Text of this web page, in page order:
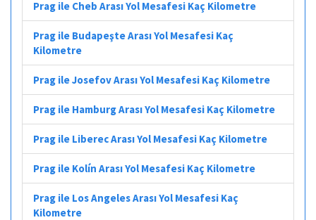
Prag ile Cheb Arası Yol Mesafesi Kaç Kilometre
Prag ile Budapeşte Arası Yol Mesafesi Kaç
Kilometre
Prag ile Josefov Arası Yol Mesafesi Kaç Kilometre
Prag ile Hamburg Arası Yol Mesafesi Kaç Kilometre
Prag ile Liberec Arası Yol Mesafesi Kaç Kilometre
Prag ile Kolín Arası Yol Mesafesi Kaç Kilometre
Prag ile Los Angeles Arası Yol Mesafesi Kaç
Kilometre